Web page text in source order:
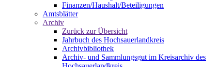
Finanzen/Haushalt/Beteiligungen
Amtsblätter
Archiv
Zurück zur Übersicht
Jahrbuch des Hochsauerlandkreis
Archivbibliothek
Archiv- und Sammlungsgut im Kreisarchiv des